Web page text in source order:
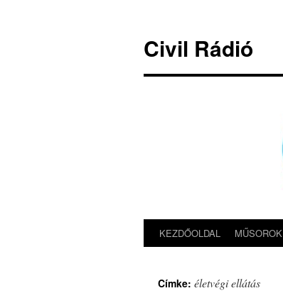
tartalomba
Civil Rádió
KEZDŐOLDAL MŰSOROK
Címke: életvégi ellátás